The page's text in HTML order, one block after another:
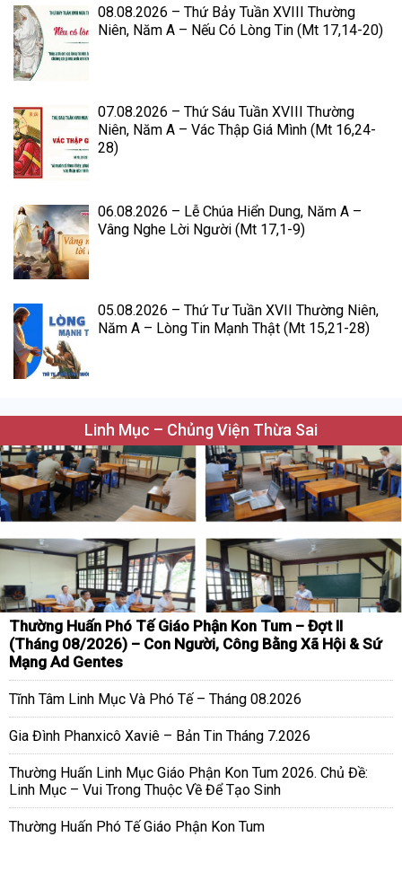
08.08.2026 – Thứ Bảy Tuần XVIII Thường
Niên, Năm A – Nếu Có Lòng Tin (Mt 17,14-20)
07.08.2026 – Thứ Sáu Tuần XVIII Thường
Niên, Năm A – Vác Thập Giá Mình (Mt 16,24-
28)
06.08.2026 – Lễ Chúa Hiển Dung, Năm A –
Vâng Nghe Lời Người (Mt 17,1-9)
05.08.2026 – Thứ Tư Tuần XVII Thường Niên,
Năm A – Lòng Tin Mạnh Thật (Mt 15,21-28)
Linh Mục – Chủng Viện Thừa Sai
Thường Huấn Phó Tế Giáo Phận Kon Tum – Đợt II
(Tháng 08/2026) – Con Người, Công Bằng Xã Hội & Sứ
Mạng Ad Gentes
Tĩnh Tâm Linh Mục Và Phó Tế – Tháng 08.2026
Gia Đình Phanxicô Xaviê – Bản Tin Tháng 7.2026
Thường Huấn Linh Mục Giáo Phận Kon Tum 2026. Chủ Đề:
Linh Mục – Vui Trong Thuộc Về Để Tạo Sinh
Thường Huấn Phó Tế Giáo Phận Kon Tum